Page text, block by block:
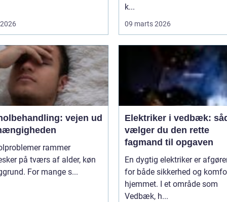
k...
09 marts 2026
vejen ud
rammer
på tværs af alder, køn
For mange s...
Elektriker i vedbæk:
vælger du den rette
fagmand til opgaven
En dygtig elektriker er
for både sikkerhed og
hjemmet. I et område som
Vedbæk, h...